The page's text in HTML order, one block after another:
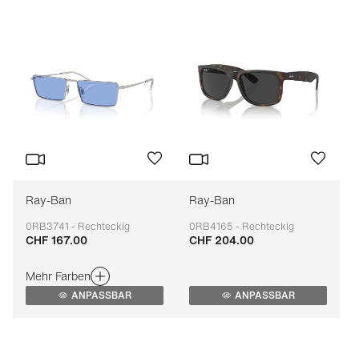
Ray-Ban
0RB3741 - Rechteckig
Anpassbar
CHF 167.00
Mehr Farben
ANPASSBAR
Ray-Ban
0RB4165 - Rechteckig
Anpassbar
CHF 204.00
ANPASSBAR